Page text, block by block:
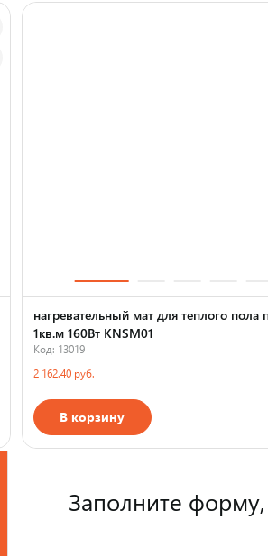
нагревательный мат для теплого пола
1кв.м 160Вт KNSM01
Код: 13019
2 162.40 руб.
В корзину
Заполните форму,